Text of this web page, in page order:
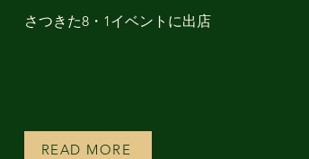
さつきた8・1イベントに出店
READ MORE